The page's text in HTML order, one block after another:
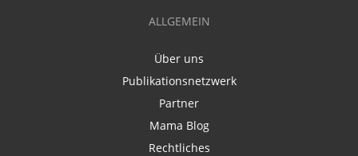
ALLGEMEIN
Über uns
Publikationsnetzwerk
Partner
Mama Blog
Rechtliches